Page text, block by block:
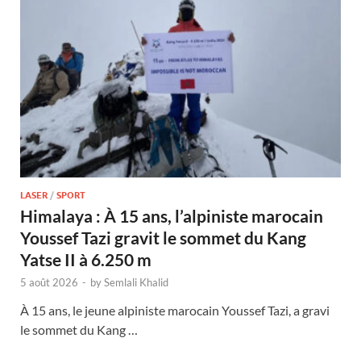
LASER / SPORT
Himalaya : À 15 ans, l’alpiniste marocain
Youssef Tazi gravit le sommet du Kang
Yatse II à 6.250 m
5 août 2026 - bySemlali Khalid
À 15 ans, le jeune alpiniste marocain Youssef Tazi, a gravi
le sommet du Kang …